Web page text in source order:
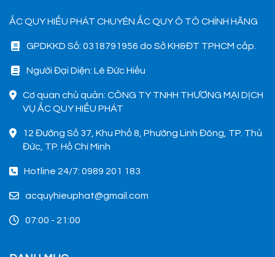
ẮC QUY HIẾU PHÁT CHUYÊN ẮC QUY Ô TÔ CHÍNH HÃNG
GPDKKD Số: 0318791956 do Sở KH&ĐT TPHCM cấp.
Người Đại Diện: Lê Đức Hiếu
Cơ quan chủ quản: CÔNG TY TNHH THƯƠNG MẠI DỊCH
VỤ ẮC QUY HIẾU PHÁT
12 Đường Số 37, Khu Phố 8, Phường Linh Đông, TP. Thủ
Đức, TP. Hồ Chí Minh
Hotline 24/7: 0989 201 183
acquyhieuphat@gmail.com
07:00 - 21:00